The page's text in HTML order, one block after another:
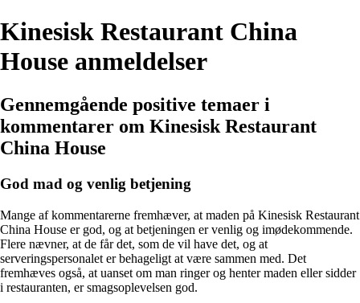
Kinesisk Restaurant China
House anmeldelser
Gennemgående positive temaer i
kommentarer om Kinesisk Restaurant
China House
God mad og venlig betjening
Mange af kommentarerne fremhæver, at maden på Kinesisk Restaurant
China House er god, og at betjeningen er venlig og imødekommende.
Flere nævner, at de får det, som de vil have det, og at
serveringspersonalet er behageligt at være sammen med. Det
fremhæves også, at uanset om man ringer og henter maden eller sidder
i restauranten, er smagsoplevelsen god.